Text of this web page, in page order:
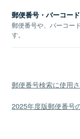
郵便番号・バーコー
郵便番号や、バーコー
す。
郵便番号検索に使用
2025年度版郵便番号